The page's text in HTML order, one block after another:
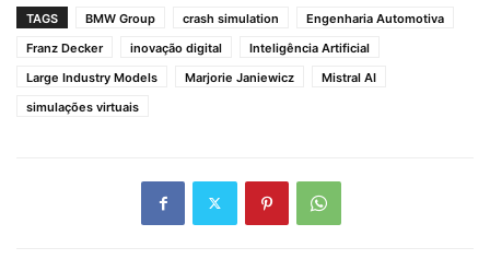
TAGS BMW Group crash simulation
Engenharia Automotiva
Franz Decker
inovação digital
Inteligência Artificial
Large Industry Models
Marjorie Janiewicz
Mistral AI
simulações virtuais